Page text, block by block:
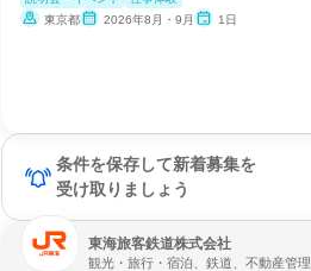
東京都
2026年8月・9月 1日
条件を保存して新着募集を
受け取りましょう
東海旅客鉄道株式会社
観光・旅行・宿泊、鉄道、不動産管理